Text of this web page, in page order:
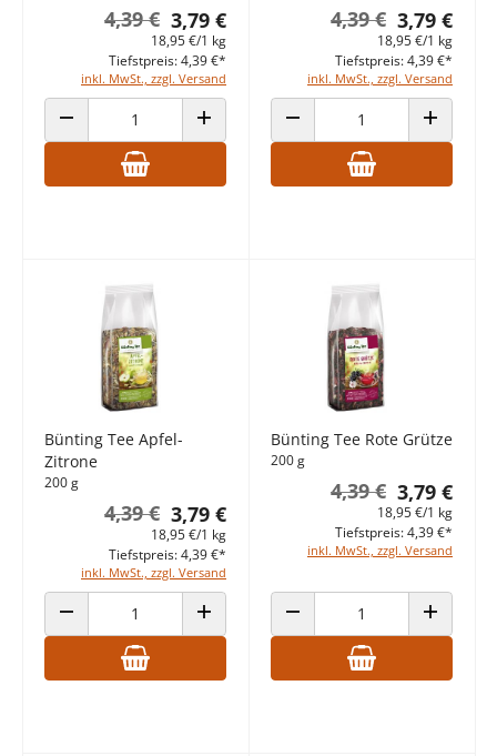
3,79 €
4,39 €
18,95 €/1 kg
inkl. MwSt., zzgl. Versand
Tiefstpreis: 4,39 €*
ANZAHL VERRINGERN ANZAHL ERHÖHEN
3,79 €
4,39 €
18,95 €/1 kg
inkl. MwSt., zzgl. Versand
Tiefstpreis: 4,39 €*
ANZAHL VERRINGERN ANZAHL
Bünting Tee Apfel-
Zitrone
200 g
3,79 €
4,39 €
18,95 €/1 kg
inkl. MwSt., zzgl. Versand
Tiefstpreis: 4,39 €*
ANZAHL VERRINGERN ANZAHL ERHÖHEN
Bünting Tee Rote Grütze
200 g
3,79 €
4,39 €
18,95 €/1 kg
inkl. MwSt., zzgl. Versand
Tiefstpreis: 4,39 €*
ANZAHL VERRINGERN ANZAHL